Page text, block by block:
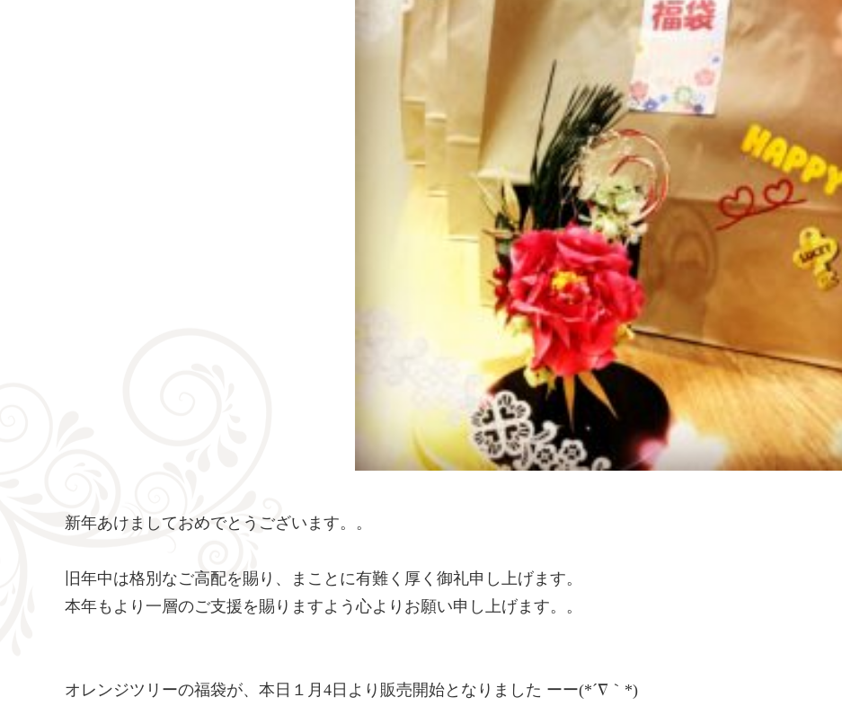
新年あけましておめでとうございます。。
旧年中は格別なご高配を賜り、まことに有難く厚く御礼申し上げます。
本年もより一層のご支援を賜りますよう心よりお願い申し上げます。。
オレンジツリーの福袋が、本日１月4日より販売開始となりました ーー(*´∇｀*)